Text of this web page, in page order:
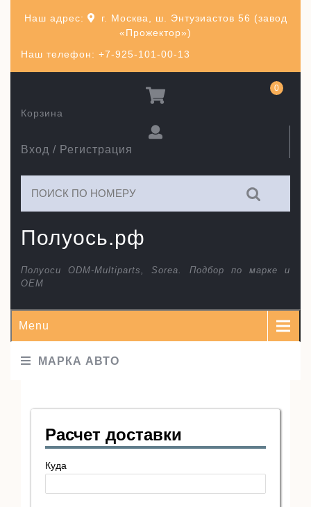
Наш телефон: +7-925-101-00-13
Наш адрес:
г. Москва, ш. Энтузиастов 56 (завод
«Прожектор»)
Полуось.рф
Полуоси ODM-Multiparts, Sorea. Подбор по марке и
ОЕМ
Вход / Регистрация
Корзина
0
Menu
МАРКА АВТО
Расчет доставки
Куда